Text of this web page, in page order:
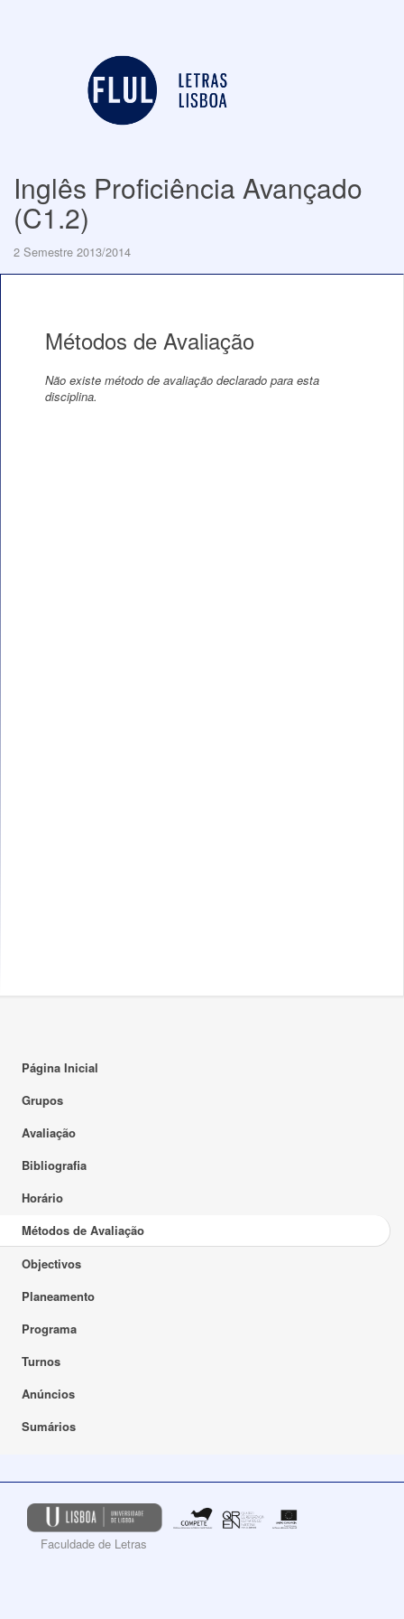
Inglês Proficiência Avançado
(C1.2)
2 Semestre 2013/2014
Métodos de Avaliação
Não existe método de avaliação declarado para esta
disciplina.
Página Inicial
Grupos
Avaliação
Bibliografia
Horário
Métodos de Avaliação
Objectivos
Planeamento
Programa
Turnos
Anúncios
Sumários
Faculdade de Letras